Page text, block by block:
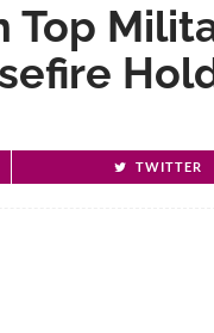
Top
TWITTER